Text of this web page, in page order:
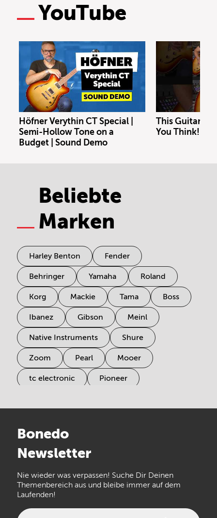
YouTube
Höfner Verythin CT Special |
Semi-Hollow Tone on a
Budget | Sound Demo
This Guitar
You Think!
Beliebte
Marken
Harley Benton Fender
Behringer Yamaha Roland
Korg Mackie Tama Boss
Ibanez Gibson Meinl
Native Instruments Shure
Zoom Pearl Mooer
tc electronic Pioneer
Arturia
the t.bone
Walrus Audio Epiphone
Bonedo
Newsletter
Nie wieder was verpassen! Suche Dir Deinen
Themenbereich aus und bleibe immer auf dem
Laufenden!